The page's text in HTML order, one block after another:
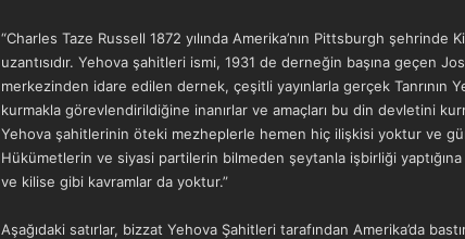
“Charles Taze Russell 1872 yılında Amerika’nın Pittsburgh
uzantısıdır. Yehova şahitleri ismi, 1931 de derneğin başına geçen
merkezinden idare edilen dernek, çeşitli yayınlarla gerçek Tanrının
kurmakla görevlendirildiğine inanırlar ve amaçları bu din devletini
Yehova şahitlerinin öteki mezheplerle hemen hiç ilişkisi yoktur ve
Hükümetlerin ve siyasi partilerin bilmeden şeytanla işbirliği
ve kilise gibi kavramlar da yoktur.”
Aşağıdaki satırlar, bizzat Yehova Şahitleri tarafından Amerika’da